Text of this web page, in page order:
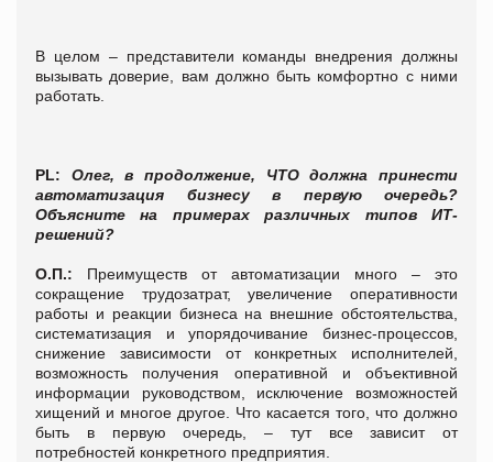
В целом – представители команды внедрения должны
вызывать доверие, вам должно быть комфортно с ними
работать.
PL: Олег, в продолжение, ЧТО должна принести
автоматизация бизнесу в первую очередь?
Объясните на примерах различных типов ИТ-
решений?
О.П.: Преимуществ от автоматизации много – это
сокращение трудозатрат, увеличение оперативности
работы и реакции бизнеса на внешние обстоятельства,
систематизация и упорядочивание бизнес-процессов,
снижение зависимости от конкретных исполнителей,
возможность получения оперативной и объективной
информации руководством, исключение возможностей
хищений и многое другое. Что касается того, что должно
быть в первую очередь, – тут все зависит от
потребностей конкретного предприятия.